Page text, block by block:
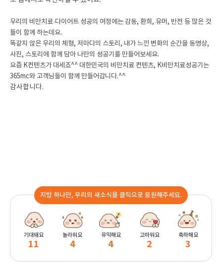
우리의 비만치료·다이어트 성공의 여정에는 감동, 환희, 유머, 반전 등 많은 것
들이 함께 하는데요.
똑같지 않은 우리의 체형, 저마다의 스토리, 내가 느낀 변화의 순간을 동영상,
사진, 스토리에 함께 담아 나만의 성공기를 만들어보세요.
요즘 K컨텐츠가 대세죠^^ 대한민국의 비만치료 컨텐츠, K비만치료성공기는
365mc와 고객님들이 함께 만들어갑니다.^^
감사합니다.
지방 하나만, 우리의 새소식을 클릭으로 응원해주세요.
기대돼요
11
놀라워요
4
유익해요
4
고마워요
2
축하해요
3